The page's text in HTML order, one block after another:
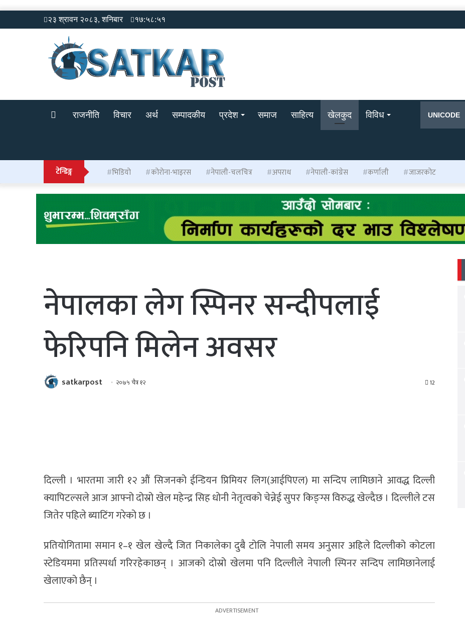
२३ श्रावन २०८३, शनिबार १७:५८:५१
राजनीति विचार अर्थ सम्पादकीय प्रदेश समाज साहित्य खेलकुद विविध UNICODE
टेन्डिङ्ग भिडियो कोरोना-भाइरस नेपाली-चलचित्र अपराध नेपाली-कांग्रेस कर्णाली जाजरकोट
नेपालका लेग स्पिनर सन्दीपलाई
फेरिपनि मिलेन अवसर
satkarpost २०७५ चैत्र १२ 12
दिल्ली । भारतमा जारी १२ औं सिजनको ईन्डियन प्रिमियर लिग(आईपिएल) मा सन्दिप लामिछाने आवद्ध दिल्ली
क्यापिटल्सले आज आफ्नो दोस्रो खेल महेन्द्र सिह धोनी नेतृत्वको चेन्नेई सुपर किङ्ग्स विरुद्ध खेल्दैछ । दिल्लीले टस
जितेर पहिले ब्याटिंग गरेको छ ।
प्रतियोगितामा समान १–१ खेल खेल्दै जित निकालेका दुबै टोलि नेपाली समय अनुसार अहिले दिल्लीको कोटला
स्टेडियममा प्रतिस्पर्धा गरिरहेकाछन् । आजको दोस्रो खेलमा पनि दिल्लीले नेपाली स्पिनर सन्दिप लामिछानेलाई
खेलाएको छैन् ।